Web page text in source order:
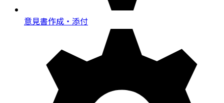
意見書作成・添付